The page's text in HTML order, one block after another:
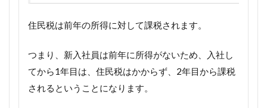
住民税は前年の所得に対して課税されます。
つまり、新入社員は前年に所得がないため、入社し
てから1年目は、住民税はかからず、2年目から課税
されるということになります。